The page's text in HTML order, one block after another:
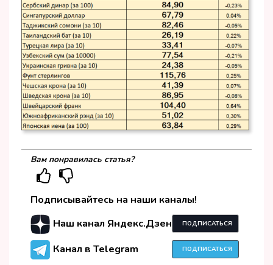
Вам понравилась статья?
Подписывайтесь на наши каналы!
Наш канал Яндекс.Дзен
ПОДПИСАТЬСЯ
Канал в Telegram ПОДПИСАТЬСЯ